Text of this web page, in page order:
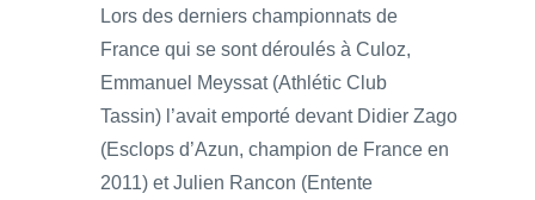
Lors des derniers championnats de
France qui se sont déroulés à Culoz,
Emmanuel Meyssat (Athlétic Club
Tassin) l’avait emporté devant Didier Zago
(Esclops d’Azun, champion de France en
2011) et Julien Rancon (Entente